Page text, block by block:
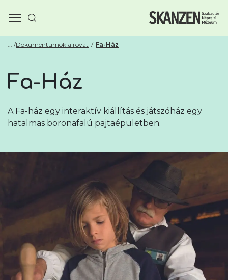
Dokumentumok alrovat Fa-Ház
Fa-Ház
A Fa-ház egy interaktív kiállítás és játszóház egy
hatalmas boronafalú pajtaépületben.